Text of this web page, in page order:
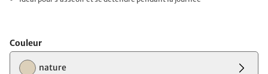
Couleur
nature